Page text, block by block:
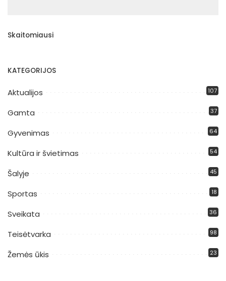
Skaitomiausi
KATEGORIJOS
Aktualijos 107
Gamta 37
Gyvenimas 64
Kultūra ir švietimas 54
Šalyje 45
Sportas 18
Sveikata 36
Teisėtvarka 98
Žemės ūkis 23